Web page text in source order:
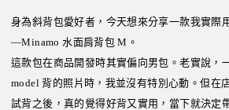
身為斜背包愛好者，今天想來分享一款我實際
—Minamo 水面肩背包 M。
這款包在商品開發時其實偏向男包。老實說，
model 背的照片時，我並沒有特別心動。但在
試背之後，真的覺得好背又實用，當下就決定